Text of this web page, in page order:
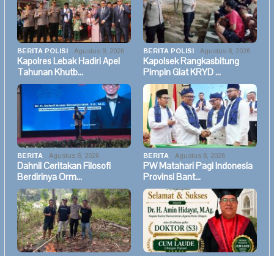
BERITA POLISI Agustus 9, 2026
Kapolres Lebak Hadiri Apel
Tahunan Khutb…
BERITA POLISI Agustus 8, 2026
Kapolsek Rangkasbitung
Pimpin Giat KRYD …
BERITA Agustus 8, 2026
Dahnil Ceritakan Filosofi
Berdirinya Orm…
BERITA Agustus 8, 2026
PW Matahari Pagi Indonesia
Provinsi Bant…